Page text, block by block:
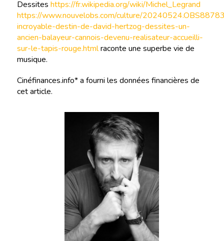
Dessites https://fr.wikipedia.org/wiki/Michel_Legrand
https://www.nouvelobs.com/culture/
incroyable-destin-de-david-hertzog-dessites-un-
ancien-balayeur-cannois-devenu-realisateur-accueilli-
sur-le-tapis-rouge.htmlraconte une superbe vie de
musique.
Cinéfinances.info* a fourni les données financières de
cet article.